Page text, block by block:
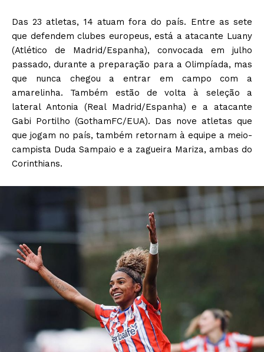
Das 23 atletas, 14 atuam fora do país. Entre as sete
que defendem clubes europeus, está a atacante Luany
(Atlético de Madrid/Espanha), convocada em julho
passado, durante a preparação para a Olimpíada, mas
que nunca chegou a entrar em campo com a
amarelinha. Também estão de volta à seleção a
lateral Antonia (Real Madrid/Espanha) e a atacante
Gabi Portilho (GothamFC/EUA). Das nove atletas que
que jogam no país, também retornam à equipe a meio-
campista Duda Sampaio e a zagueira Mariza, ambas do
Corinthians.